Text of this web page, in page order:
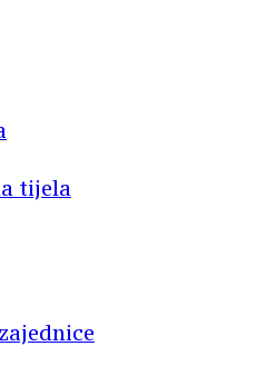
tijela